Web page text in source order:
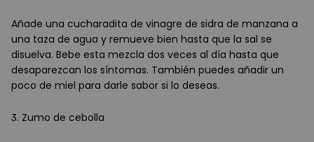
Añade una cucharadita de vinagre de sidra de manzana a
una taza de agua y remueve bien hasta que la sal se
disuelva. Bebe esta mezcla dos veces al día hasta que
desaparezcan los síntomas. También puedes añadir un
poco de miel para darle sabor si lo deseas.
3. Zumo de cebolla